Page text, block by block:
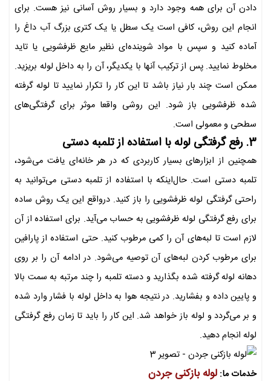
دادن آن برای همه وجود دارد و بسیار روش آسانی نیز هست. برای
انجام این روش، کافی است یک سطل یا یک کتری بزرگ آب داغ را
آماده کنید و سپس با مواد شوینده‌ای نظیر مایع ظرفشویی یا تاید
مخلوط نمایید. پس از ترکیب آنها با یکدیگر، آن را به داخل لوله بریزید.
ممکن است چند بار نیاز باشد تا این کار را تکرار نمایید تا لوله گرفته
شده ظرفشویی باز شود. این روشی واقعا موثر برای گرفتگی‌های
سطحی و معمولی است.
3. رفع گرفتگی لوله با استفاده از تلمبه دستی
همچنین از ابزارهای بسیار کاربردی که در هر خانه‌ای یافت می‌شود،
تلمبه دستی است. حال‌اینکه با استفاده از تلمبه دستی می‌توانید به
راحتی گرفتگی لوله ظرفشویی را باز کنید. درواقع این یک روش ساده
برای رفع گرفتگی لوله ظرفشویی به حساب می‌آید. برای استفاده از آن
لازم است تا لبه‌های آن را کمی مرطوب کنید. حتی استفاده از پارافین
برای مرطوب کردن لبه‌های آن توصیه می‌شود. در ادامه آن را بر روی
دهانه لوله گرفته شده بگذارید و دسته تلمبه را چند مرتبه به سمت بالا
و پایین داده و بفشارید. در نتیجه هوا به داخل لوله با فشار وارد شده
و بر می‌گردد و لوله باز خواهد شد. این کار را باید تا زمان رفع گرفتگی
لوله انجام دهید.
خدمات ما: لوله بازکنی جردن